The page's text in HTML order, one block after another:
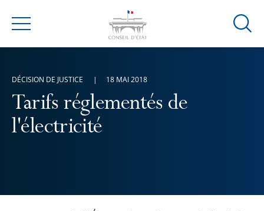
Menu
Ouvrir
Tarifs réglementés de
l'électricité
DÉCISION DE JUSTICE 18 MAI 2018